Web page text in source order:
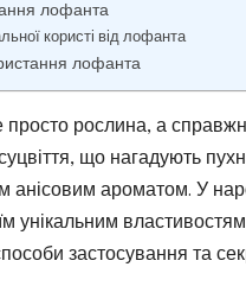
лофанта
користі від лофанта
лофанта
рослина, а
що нагадують
анісовим ароматом. У
унікальним
застосування та